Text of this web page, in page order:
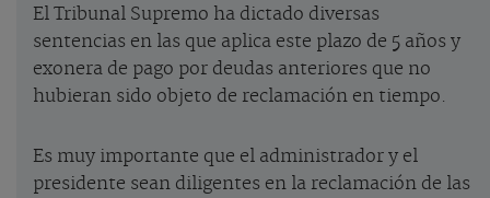
El Tribunal Supremo ha dictado diversas
sentencias en las que aplica este plazo de 5 años y
exonera de pago por deudas anteriores que no
hubieran sido objeto de reclamación en tiempo.
Es muy importante que el administrador y el
presidente sean diligentes en la reclamación de las